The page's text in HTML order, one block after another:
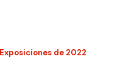
Exposiciones de 2022